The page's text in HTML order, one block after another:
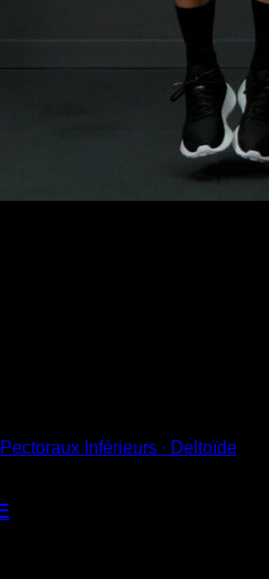
Inférieurs ∙ Deltoïde